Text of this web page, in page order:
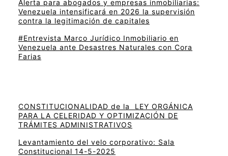
Alerta para abogados y empresas inmobiliarias:
Venezuela intensificará en 2026 la supervisión
contra la legitimación de capitales
#Entrevista Marco Jurídico Inmobiliario en
Venezuela ante Desastres Naturales con Cora
Farias
CONSTITUCIONALIDAD de la LEY ORGÁNICA
PARA LA CELERIDAD Y OPTIMIZACIÓN DE
TRÁMITES ADMINISTRATIVOS
Levantamiento del velo corporativo: Sala
Constitucional 14-5-2025